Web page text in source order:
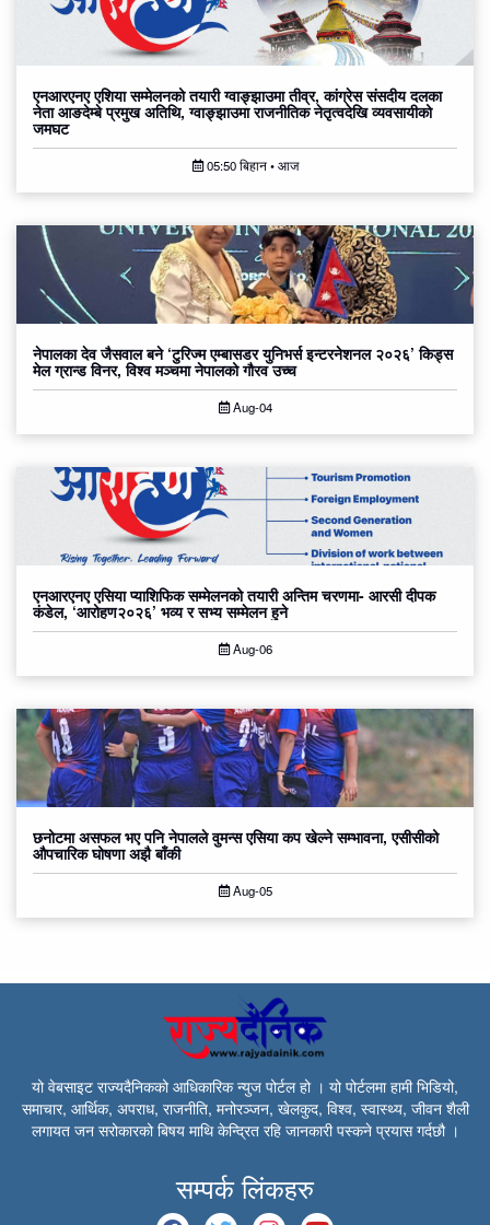
एनआरएनए एशिया सम्मेलनको तयारी ग्वाङ्झाउमा तीव्र, कांग्रेस संसदीय दलका
नेता आङदेम्बे प्रमुख अतिथि, ग्वाङ्झाउमा राजनीतिक नेतृत्वदेखि व्यवसायीको
जमघट
05:50 बिहान • आज
नेपालका देव जैसवाल बने ‘टुरिज्म एम्बासडर युनिभर्स इन्टरनेशनल २०२६’ किड्स
मेल ग्रान्ड विनर, विश्व मञ्चमा नेपालको गौरव उच्च
Aug-04
एनआरएनए एसिया प्याशिफिक सम्मेलनको तयारी अन्तिम चरणमा- आरसी दीपक
कंडेल, ‘आरोहण२०२६’ भव्य र सभ्य सम्मेलन हुने
Aug-06
छनोटमा असफल भए पनि नेपालले वुमन्स एसिया कप खेल्ने सम्भावना, एसीसीको
औपचारिक घोषणा अझै बाँकी
Aug-05
यो वेबसाइट राज्यदैनिकको आधिकारिक न्युज पोर्टल हो । यो पोर्टलमा हामी भिडियो,
समाचार, आर्थिक, अपराध, राजनीति, मनोरञ्जन, खेलकुद, विश्व, स्वास्थ्य, जीवन शैली
लगायत जन सरोकारको बिषय माथि केन्द्रित रहि जानकारी पस्कने प्रयास गर्दछौ ।
सम्पर्क लिंकहरु